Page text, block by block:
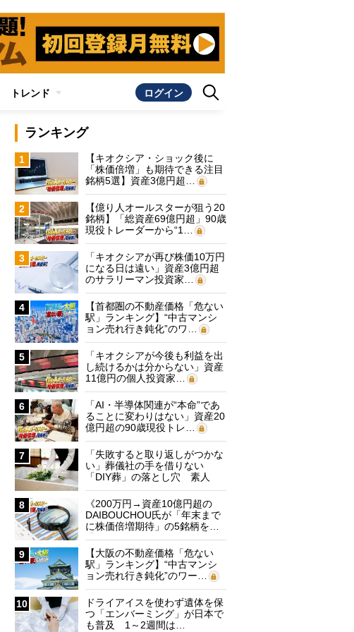
トレンド ログイン
ランキング
1
【キオクシア・ショック後に
「株価倍増」も期待できる注目
銘柄5選】資産3億円超…
2
【億り人オールスターが狙う20
銘柄】「総資産69億円超」90歳
現役トレーダーから“1…
3
「キオクシアが再び株価10万円
になる日は遠い」資産3億円超
のサラリーマン投資家…
4
【首都圏の不動産価格「危ない
駅」ランキング】“中古マンシ
ョン売れ行き鈍化”のワ…
5
「キオクシアが今後も利益を出
し続けるかは分からない」資産
11億円の個人投資家…
6
「AI・半導体関連が“本命”であ
ることに変わりはない」資産20
億円超の90歳現役トレ…
7
「失敗すると取り返しがつかな
い」葬儀社の手を借りない
「DIY葬」の落とし穴 素人
に…
8
《200万円→資産10億円超の
DAIBOUCHOU氏が「年末まで
に株価倍増期待」の5銘柄を…
9
【大阪の不動産価格「危ない
駅」ランキング】“中古マンシ
ョン売れ行き鈍化”のワー…
10
ドライアイスを使わず遺体を保
つ「エンバーミング」が日本で
も普及 1～2週間は…